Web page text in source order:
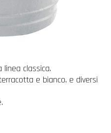
classica.
e bianco, e diversi